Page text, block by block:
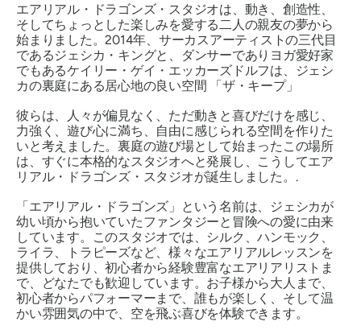
エアリアル・ドラゴンズ・スタジオは、動き、創造性、
そしてちょっとした楽しみを愛する二人の親友の夢から
始まりました。2014年、サーカスアーティストの三代目
であるジェシカ・キングと、ダンサーでありヨガ愛好家
でもあるケイリー・ゲイ・エッカーズドルフは、ジェシ
カの裏庭にある居心地の良い空間
「ザ・キープ」
彼らは、人々が偏見なく、ただ動きと喜びだけを感じ、
力強く、遊び心に満ち、自由に感じられる空間を作りた
いと考えました。裏庭の遊び場として始まったこの場所
は、すぐに本格的なスタジオへと発展し、こうしてエア
リアル・ドラゴンズ・スタジオが誕生しました。.
「エアリアル・ドラゴンズ」 という名前は、ジェシカが
幼い頃から抱いていたファンタジーと冒険への愛に由来
しています。このスタジオでは、シルク、ハンモック、
ライラ、トラピーズなど、様々なエアリアルレッスンを
提供しており、初心者から経験豊富なエアリアリストま
で、どなたでも歓迎しています。お子様から大人まで、
初心者からパフォーマーまで、誰もが楽しく、そして温
かい雰囲気の中で、空を飛ぶ喜びを体験できます。